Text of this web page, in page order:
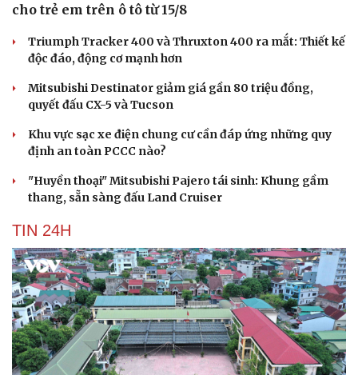
cho trẻ em trên ô tô từ 15/8
Triumph Tracker 400 và Thruxton 400 ra mắt: Thiết kế
độc đáo, động cơ mạnh hơn
Mitsubishi Destinator giảm giá gần 80 triệu đồng,
quyết đấu CX-5 và Tucson
Khu vực sạc xe điện chung cư cần đáp ứng những quy
định an toàn PCCC nào?
"Huyền thoại" Mitsubishi Pajero tái sinh: Khung gầm
thang, sẵn sàng đấu Land Cruiser
TIN 24H